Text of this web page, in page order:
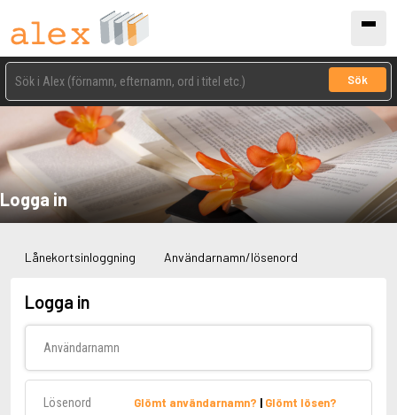
Sök
Logga in
Lånekortsinloggning Användarnamn/lösenord
Logga in
Glömt användarnamn? | Glömt lösen?